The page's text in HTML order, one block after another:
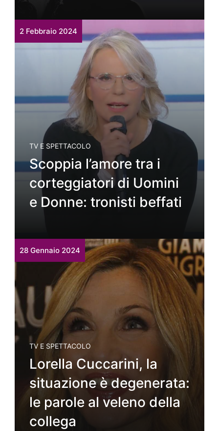
2 Febbraio 2024
TV E SPETTACOLO
Scoppia l’amore tra i
corteggiatori di Uomini
e Donne: tronisti beffati
28 Gennaio 2024
TV E SPETTACOLO
Lorella Cuccarini, la
situazione è degenerata:
le parole al veleno della
collega